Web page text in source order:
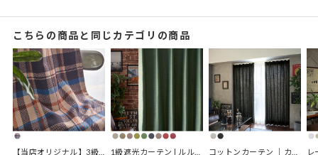
こちらの商品と同じカテゴリの商品